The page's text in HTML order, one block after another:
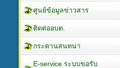
ศูนย์ข้อมูลข่าวสาร
ติดต่ออบต.
กระดานสนทนา
E-service ระบบขอรับ